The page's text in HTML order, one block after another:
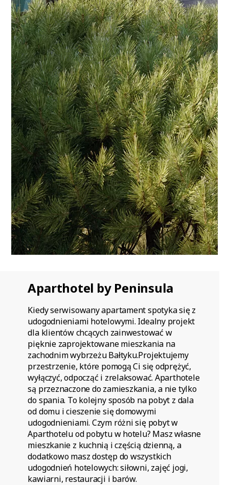
Aparthotel by Peninsula
Kiedy serwisowany apartament spotyka się z
udogodnieniami hotelowymi. Idealny projekt
dla klientów chcących zainwestować w
pięknie zaprojektowane mieszkania na
zachodnim wybrzeżu Bałtyku.Projektujemy
przestrzenie, które pomogą Ci się odprężyć,
wyłączyć, odpocząć i zrelaksować. Aparthotele
są przeznaczone do zamieszkania, a nie tylko
do spania. To kolejny sposób na pobyt z dala
od domu i cieszenie się domowymi
udogodnieniami. Czym różni się pobyt w
Aparthotelu od pobytu w hotelu? Masz własne
mieszkanie z kuchnią i częścią dzienną, a
dodatkowo masz dostęp do wszystkich
udogodnień hotelowych: siłowni, zajęć jogi,
kawiarni, restauracji i barów.